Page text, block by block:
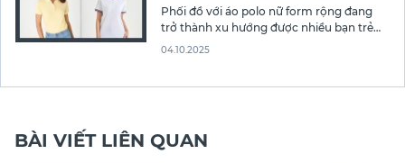
Phối đồ với áo polo nữ form rộng đang
trở thành xu hướng được nhiều bạn trẻ
yêu thích. Bạn có thể kết hợp những kiểu
04.10.2025
BÀI VIẾT LIÊN QUAN